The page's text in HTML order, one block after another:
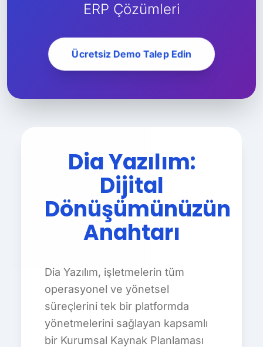
ERP Çözümleri
Ücretsiz Demo Talep Edin
Dia Yazılım:
Dijital
Dönüşümünüzün
Anahtarı
Dia Yazılım, işletmelerin tüm
operasyonel ve yönetsel
süreçlerini tek bir platformda
yönetmelerini sağlayan kapsamlı
bir Kurumsal Kaynak Planlaması